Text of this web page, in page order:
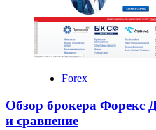
Forex
Обзор брокера Форекс
и сравнение